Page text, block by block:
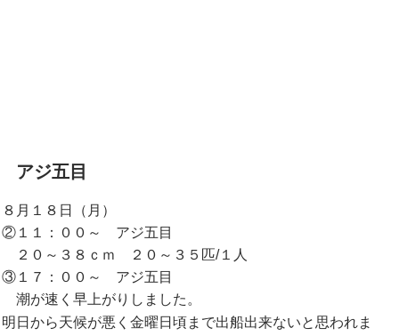
アジ五目
８月１８日（月）
②１１：００～ アジ五目
２０～３８ｃｍ ２０～３５匹/１人
③１７：００～ アジ五目
潮が速く早上がりしました。
明日から天候が悪く金曜日頃まで出船出来ないと思われま